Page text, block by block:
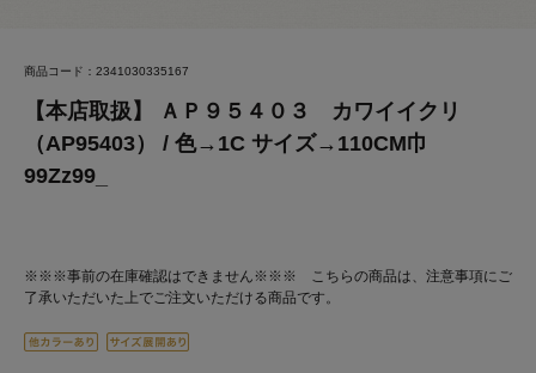
商品コード：2341030335167
【本店取扱】 ＡＰ９５４０３ カワイイクリ
（AP95403） / 色→1C サイズ→110CM巾
99Zz99_
※※※事前の在庫確認はできません※※※ こちらの商品は、注意事項にご
了承いただいた上でご注文いただける商品です。